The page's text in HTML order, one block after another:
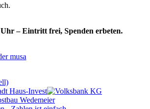
– Eintritt frei, Spenden erbeten.
musa